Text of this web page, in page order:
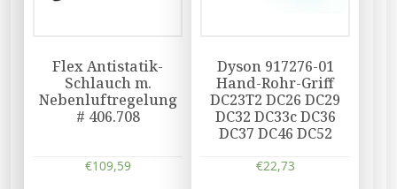
Flex Antistatik-
Schlauch m.
Nebenluftregelung
# 406.708
€109,59
Dyson 917276-01
Hand-Rohr-Griff
DC23T2 DC26 DC29
DC32 DC33c DC36
DC37 DC46 DC52
€22,73